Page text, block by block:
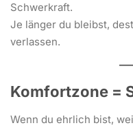
Schwerkraft.
Je länger du bleibst,
verlassen.
Komfortzone =
Wenn du ehrlich bist,